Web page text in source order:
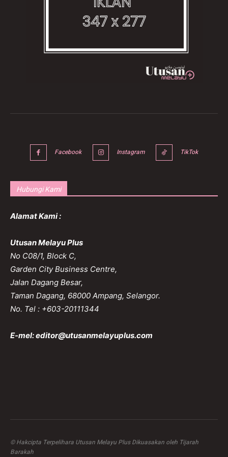
Facebook Instagram TikTok
Hubungi Kami
Alamat Kami :
Utusan Melayu Plus
No C08/1, Block C,
Garden City Business Centre,
Jalan Dagang Besar,
Taman Dagang, 68000 Ampang, Selangor.
No. Tel : +603-20111344
E-mel:editor@utusanmelayuplus.com
© Hakcipta Terpelihara Utusan Melayu Plus Dikuasakan oleh Tijarah
Barakah